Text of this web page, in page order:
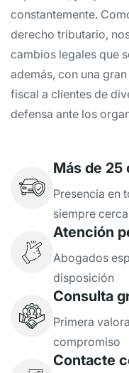
constantemente.
derecho tributario,
cambios legales que
además, con una
fiscal a clientes de
defensa ante los
Más de 25
Presencia en
siempre
Atención
Abogados
disposición
Consulta
Primera
compromiso
Contacte